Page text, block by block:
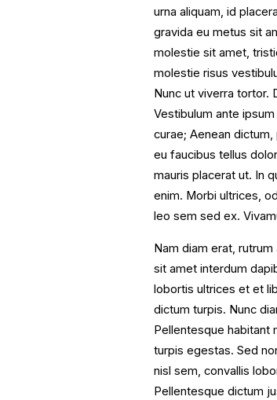
urna aliquam, id
gravida eu metus sit
molestie sit amet,
molestie risus
Nunc ut viverra tortor.
Vestibulum ante
curae; Aenean
eu faucibus tellus
mauris placerat ut. In
enim. Morbi ultrices,
leo sem sed ex.
Nam diam erat,
sit amet interdum
lobortis ultrices et et
dictum turpis. Nunc
Pellentesque habitant
turpis egestas. Sed
nisl sem, convallis
Pellentesque dictum